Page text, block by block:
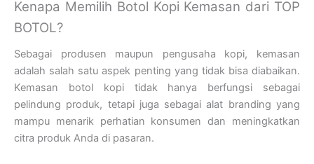
Kenapa Memilih Botol Kopi Kemasan dari TOP
BOTOL?
Sebagai produsen maupun pengusaha kopi, kemasan
adalah salah satu aspek penting yang tidak bisa diabaikan.
Kemasan botol kopi tidak hanya berfungsi sebagai
pelindung produk, tetapi juga sebagai alat branding yang
mampu menarik perhatian konsumen dan meningkatkan
citra produk Anda di pasaran.